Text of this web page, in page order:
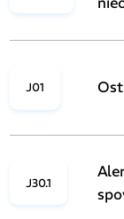
J01
J30.1